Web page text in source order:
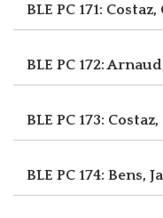
BLE PC 171:
BLE PC 172:
BLE PC 173:
BLE PC 174: Bens,